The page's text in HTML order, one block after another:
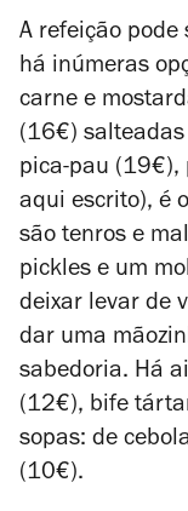
A refeição pode
há inúmeras
carne e
(16€) salteadas
pica-pau (19€),
aqui escrito), é
são tenros e
pickles e um
deixar levar de
dar uma
sabedoria. Há
(12€), bife
sopas: de
(10€).